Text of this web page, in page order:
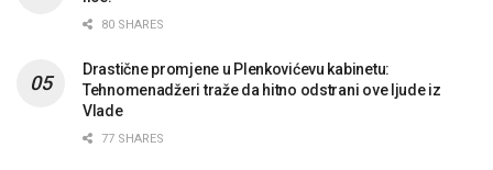
80 SHARES
Drastične promjene u Plenkovićevu kabinetu:
Tehnomenadžeri traže da hitno odstrani ove ljude iz
Vlade
77 SHARES